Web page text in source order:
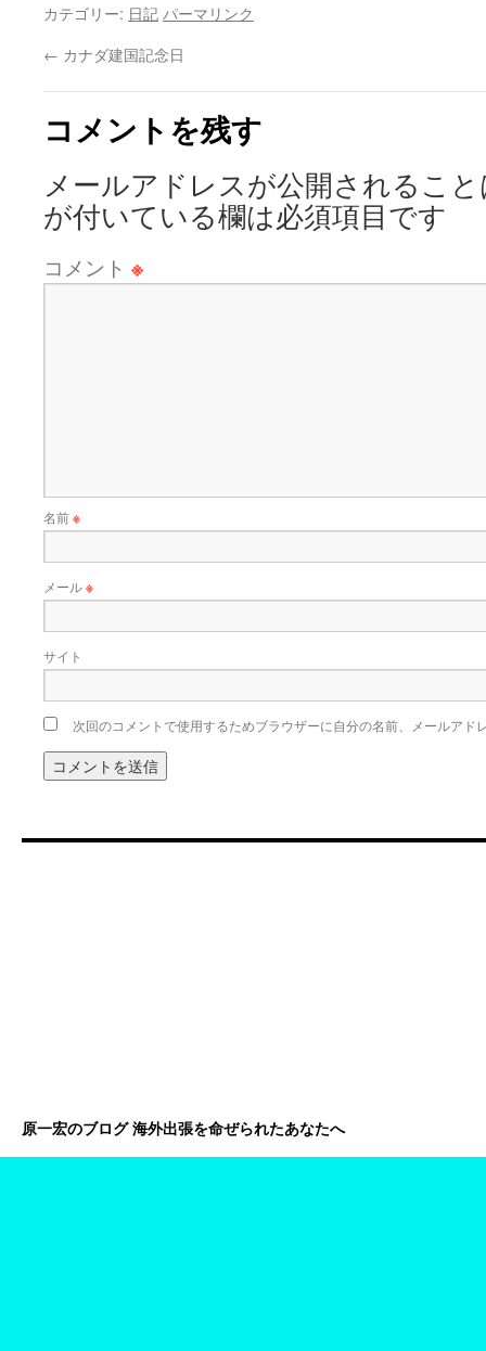
カテゴリー: 日記パーマリンク
← カナダ建国記念日
コメントを残す
メールアドレスが公開されるこ
が付いている欄は必須項目です
コメント ※
名前※
メール※
サイト
次回のコメントで使用するためブラウザーに自分の名前、メールアド
原一宏のブログ 海外出張を命ぜられたあなたへ